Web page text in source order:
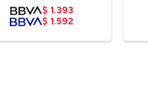
$ 1.393
$ 1.592